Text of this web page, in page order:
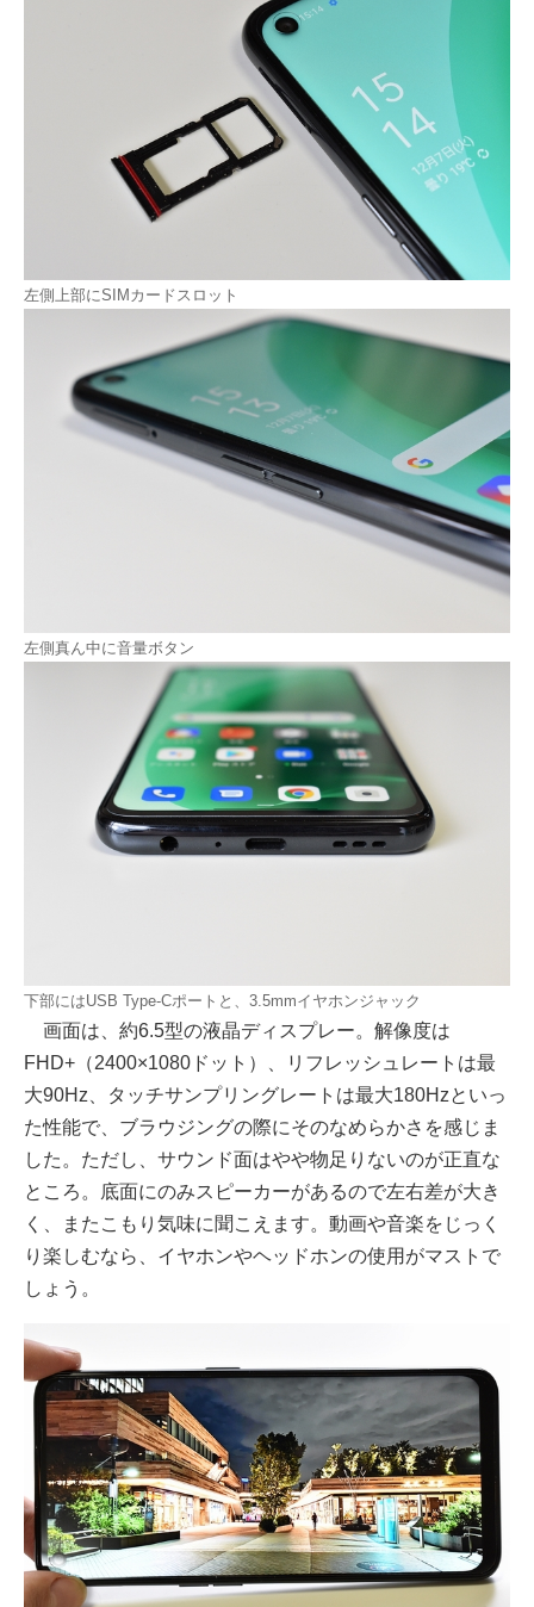
左側上部にSIMカードスロット
左側真ん中に音量ボタン
下部にはUSB Type-Cポートと、3.5mmイヤホンジャック
画面は、約6.5型の液晶ディスプレー。解像度は
FHD+（2400×1080ドット）、リフレッシュレートは最
大90Hz、タッチサンプリングレートは最大180Hzといっ
た性能で、ブラウジングの際にそのなめらかさを感じま
した。ただし、サウンド面はやや物足りないのが正直な
ところ。底面にのみスピーカーがあるので左右差が大き
く、またこもり気味に聞こえます。動画や音楽をじっく
り楽しむなら、イヤホンやヘッドホンの使用がマストで
しょう。